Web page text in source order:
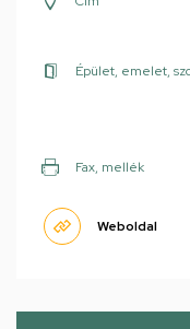
Épület, emelet,
Fax, mellék
Weboldal